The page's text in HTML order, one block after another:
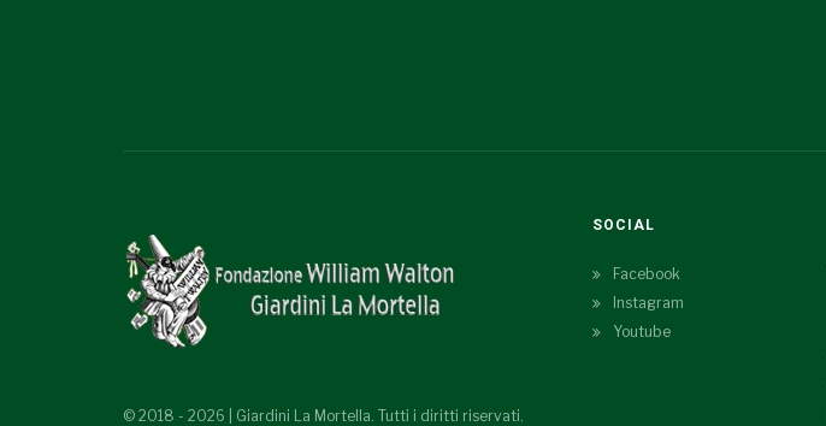
© 2018 - 2026 | Giardini La Mortella. Tutti i diritti riservati.
SOCIAL
Facebook
Instagram
Youtube